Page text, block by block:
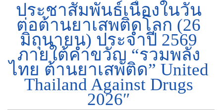
ประชาสัมพันธ์เนื่องในวัน
ต่อต้านยาเสพติดโลก (26
มิถุนายน) ประจำปี 2569
ภายใต้คำขวัญ “รวมพลัง
ไทย ต้านยาเสพติด” United
Thailand Against Drugs
2026″